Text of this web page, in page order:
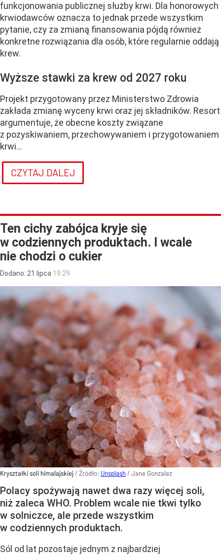
funkcjonowania publicznej służby krwi. Dla honorowych
krwiodawców oznacza to jednak przede wszystkim
pytanie, czy za zmianą finansowania pójdą również
konkretne rozwiązania dla osób, które regularnie oddają
krew.
Wyższe stawki za krew od 2027 roku
Projekt przygotowany przez Ministerstwo Zdrowia
zakłada zmianę wyceny krwi oraz jej składników. Resort
argumentuje, że obecne koszty związane
z pozyskiwaniem, przechowywaniem i przygotowaniem
krwi...
CZYTAJ DALEJ
Ten cichy zabójca kryje się
w codziennych produktach. I wcale
nie chodzi o cukier
Dodano: 21 lipca 19:29
Kryształki soli himalajskiej/ Źródło: Unsplash / Jane Gonzalez
Polacy spożywają nawet dwa razy więcej soli,
niż zaleca WHO. Problem wcale nie tkwi tylko
w solniczce, ale przede wszystkim
w codziennych produktach.
Sól od lat pozostaje jednym z najbardziej